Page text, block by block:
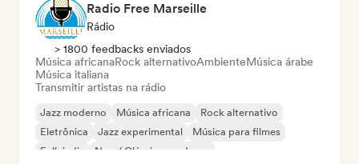
Radio Free Marseille
Rádio
> 1800 feedbacks enviados
Música africanaRock alternativoAmbienteMúsica árabe
Música italiana
Transmitir artistas na rádio
Jazz moderno Música africana
Rock alternativo
Eletrônica
Jazz experimental
Música para filmes
Folk indie
Neo / Clássico moderno